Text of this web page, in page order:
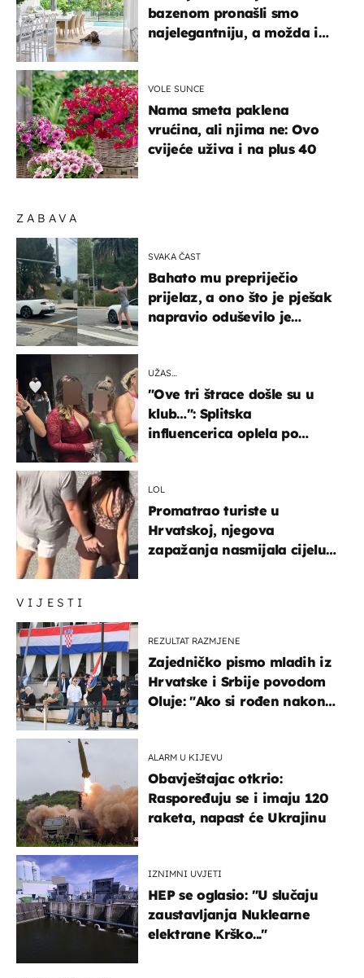
VIJESTI
REZULTAT RAZMJENE
Zajedničko pismo mladih iz
Hrvatske i Srbije povodom
Oluje: "Ako si rođen nakon
ALARM U KIJEVU
Obavještajac otkrio:
Raspoređuju se i imaju 120
raketa, napast će Ukrajinu
IZNIMNI UVJETI
HEP se oglasio: "U slučaju
zaustavljanja Nuklearne
elektrane Krško..."
ZABAVA
SVAKA ČAST
Bahato mu prepriječio
prijelaz, a ono što je pješak
napravio oduševilo je
UŽAS…
"Ove tri štrace došle su u
klub…": Splitska
influencerica oplela po
LOL
Promatrao turiste u
Hrvatskoj, njegova
zapažanja nasmijala cijelu
bazenom pronašli smo
najelegantniju, a možda i
VOLE SUNCE
Nama smeta paklena
vrućina, ali njima ne: Ovo
cvijeće uživa i na plus 40